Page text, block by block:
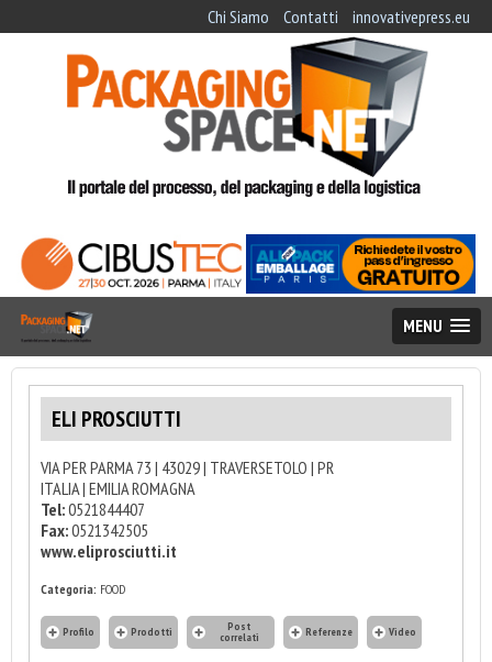
Chi Siamo Contatti innovativepress.eu
MENU
ELI PROSCIUTTI
VIA PER PARMA 73 | 43029 | TRAVERSETOLO | PR
ITALIA | EMILIA ROMAGNA
Tel:0521844407
Fax:0521342505
www.eliprosciutti.it
Categoria: FOOD
Profilo Prodotti Post
correlati Referenze Video